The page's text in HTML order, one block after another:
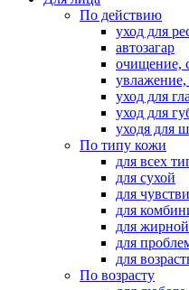
По действию
уход для
автозагар
очищение,
уход для
уход для
уходя для
По типу кожи
для всех
для сухой
для
для
для жирной
для
для
По возрасту